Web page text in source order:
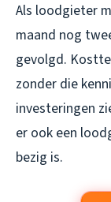
Als loodgieter
maand nog
gevolgd.
zonder die
investeringen
er ook een
bezig is.